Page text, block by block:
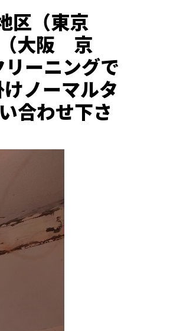
区（東京
大阪 京
ーニングで
ノーマルタ
合わせ下さ